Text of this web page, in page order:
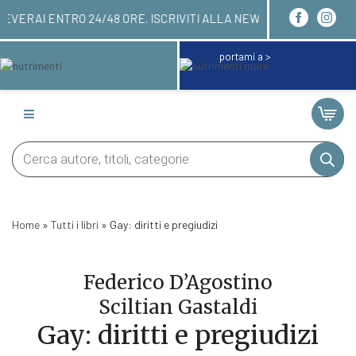
LI RICEVERAI ENTRO 24/48 ORE. ISCRIVITI
portami a >
Products
search
Home » Tutti i libri » Gay: diritti e pregiudizi
Federico D’Agostino
Sciltian Gastaldi
Gay: diritti e pregiudizi